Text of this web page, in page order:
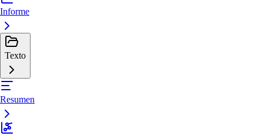
Informe
Texto
Resumen